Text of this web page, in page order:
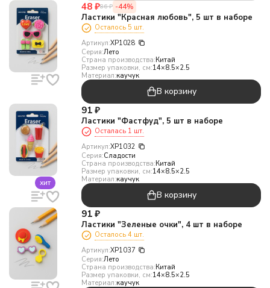
48 ₽86 ₽ -44%
Ластики "Красная любовь", 5 шт в наборе
Осталось 5 шт.
Артикул:XP1028
Серия:Лето
Страна производства:Китай
Размер упаковки, см:14×8.5×2.5
Материал:каучук
В корзину
хит
91 ₽
Ластики "Фастфуд", 5 шт в наборе
Осталась 1 шт.
Артикул:XP1032
Серия:Сладости
Страна производства:Китай
Размер упаковки, см:14×8.5×2.5
Материал:каучук
В корзину
91 ₽
Ластики "Зеленые очки", 4 шт в наборе
Осталось 4 шт.
Артикул:XP1037
Серия:Лето
Страна производства:Китай
Размер упаковки, см:14×8.5×2.5
Материал:каучук